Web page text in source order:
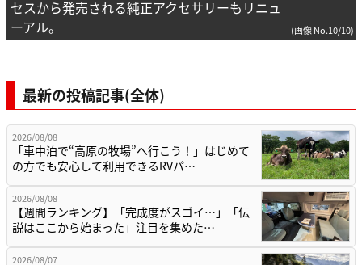
セスから発売される純正アクセサリーもリニュ
ーアル。
(画像 No.10/10)
最新の投稿記事(全体)
2026/08/08
「車中泊で“高原の牧場”へ行こう！」はじめて
の方でも安心して利用できるRVパ…
2026/08/08
【週間ランキング】「完成度がスゴイ…」「伝
説はここから始まった」注目を集めた…
2026/08/07